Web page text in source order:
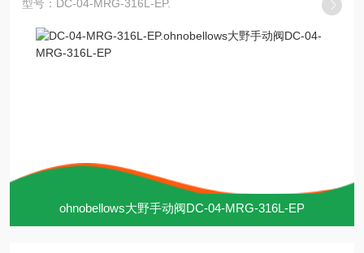
型号：DC-04-MRG-316L-EP.
ohnobellows大野手动阀DC-04-MRG-316L-EP